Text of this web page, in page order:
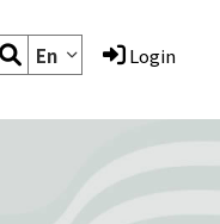
En Login